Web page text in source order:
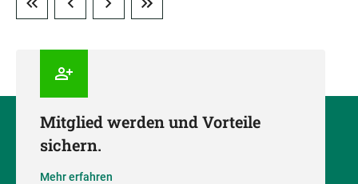
Mitglied werden und Vorteile
sichern.
Mehr erfahren